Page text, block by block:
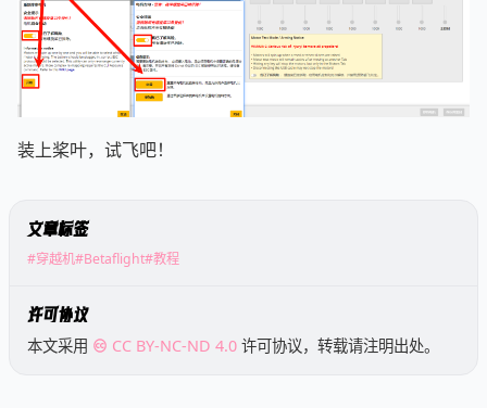
装上桨叶，试飞吧！
文章标签
#穿越机#Betaflight#教程
许可协议
本文采用 CC BY-NC-ND 4.0 许可协议，转载请注明出处。